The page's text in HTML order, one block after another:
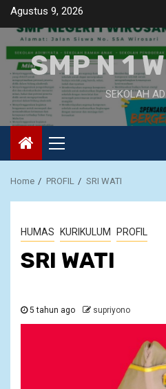
Skip
content
Agustus 9, 2026
SMP N 1
SEKOLAH
Primary
Menu
Home PROFIL SRI WATI
HUMAS KURIKULUM PROFIL
SRI WATI
5 tahun ago supriyono